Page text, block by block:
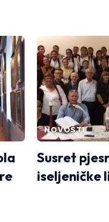
NOVOSTI
Susret
iseljeničke